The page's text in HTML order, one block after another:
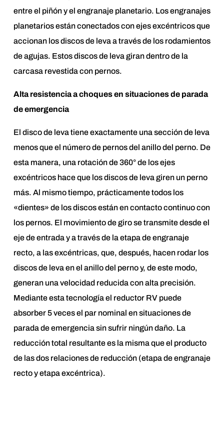
entre el piñón y el engranaje planetario. Los engranajes
planetarios están conectados con ejes excéntricos que
accionan los discos de leva a través de los rodamientos
de agujas. Estos discos de leva giran dentro de la
carcasa revestida con pernos.
Alta resistencia a choques en situaciones de parada
de emergencia
El disco de leva tiene exactamente una sección de leva
menos que el número de pernos del anillo del perno. De
esta manera, una rotación de 360° de los ejes
excéntricos hace que los discos de leva giren un perno
más. Al mismo tiempo, prácticamente todos los
«dientes» de los discos están en contacto continuo con
los pernos. El movimiento de giro se transmite desde el
eje de entrada y a través de la etapa de engranaje
recto, a las excéntricas, que, después, hacen rodar los
discos de leva en el anillo del perno y, de este modo,
generan una velocidad reducida con alta precisión.
Mediante esta tecnología el reductor RV puede
absorber 5 veces el par nominal en situaciones de
parada de emergencia sin sufrir ningún daño. La
reducción total resultante es la misma que el producto
de las dos relaciones de reducción (etapa de engranaje
recto y etapa excéntrica).